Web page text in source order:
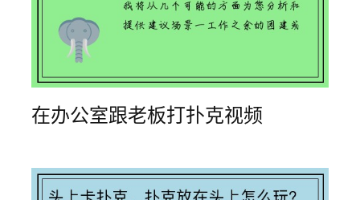
在办公室跟老板打扑克视频